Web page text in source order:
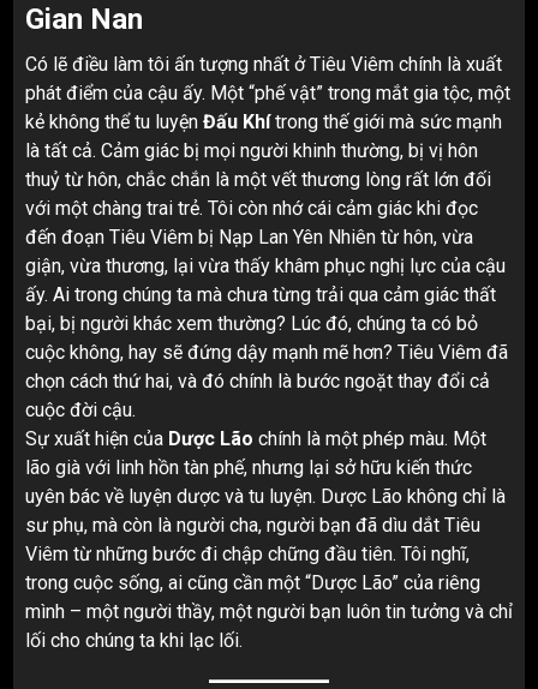
Gian Nan
Có lẽ điều làm tôi ấn tượng nhất ở Tiêu Viêm chính là xuất
phát điểm của cậu ấy. Một “phế vật” trong mắt gia tộc, một
kẻ không thể tu luyện Đấu Khítrong thế giới mà sức mạnh
là tất cả. Cảm giác bị mọi người khinh thường, bị vị hôn
thuỷ từ hôn, chắc chắn là một vết thương lòng rất lớn đối
với một chàng trai trẻ. Tôi còn nhớ cái cảm giác khi đọc
đến đoạn Tiêu Viêm bị Nạp Lan Yên Nhiên từ hôn, vừa
giận, vừa thương, lại vừa thấy khâm phục nghị lực của cậu
ấy. Ai trong chúng ta mà chưa từng trải qua cảm giác thất
bại, bị người khác xem thường? Lúc đó, chúng ta có bỏ
cuộc không, hay sẽ đứng dậy mạnh mẽ hơn? Tiêu Viêm đã
chọn cách thứ hai, và đó chính là bước ngoặt thay đổi cả
cuộc đời cậu.
Sự xuất hiện của Dược Lão chính là một phép màu. Một
lão già với linh hồn tàn phế, nhưng lại sở hữu kiến thức
uyên bác về luyện dược và tu luyện. Dược Lão không chỉ là
sư phụ, mà còn là người cha, người bạn đã dìu dắt Tiêu
Viêm từ những bước đi chập chững đầu tiên. Tôi nghĩ,
trong cuộc sống, ai cũng cần một “Dược Lão” của riêng
mình – một người thầy, một người bạn luôn tin tưởng và chỉ
lối cho chúng ta khi lạc lối.